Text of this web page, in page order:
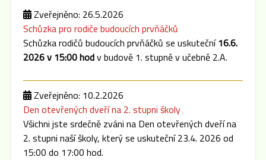
Zveřejněno: 26.5.2026
Schůzka pro rodiče budoucích prvňáčků
Schůzka rodičů budoucích prvňáčků se uskuteční16.6.
2026 v 15:00 hodv budově 1. stupně v učebně 2.A.
Zveřejněno: 10.2.2026
Den otevřených dveří na 2. stupni školy
Všichni jste srdečně zváni na Den otevřených dveří na
2. stupni naší školy, který se uskuteční 23.4. 2026 od
15:00 do 17:00 hod.